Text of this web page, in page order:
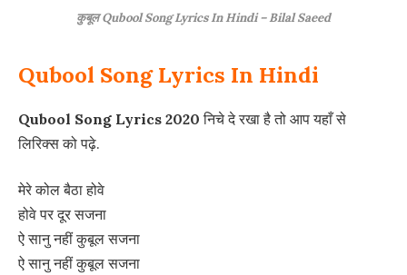
कुबूल Qubool Song Lyrics In Hindi – Bilal Saeed
Qubool Song Lyrics In Hindi
Qubool Song Lyrics 2020 निचे दे रखा है तो आप यहाँ से
लिरिक्स को पढ़े.
मेरे कोल बैठा होवे
होवे पर दूर सजना
ऐ सानु नहीं कुबूल सजना
ऐ सानु नहीं कुबूल सजना